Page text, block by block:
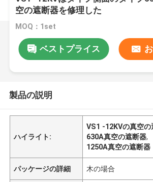
空の遮断器を修理した
MOQ：1set
ベストプライス
製品の説明
ハイライト:
VS1 -12KVの真空の
630A真空の遮断器,
1250A真空の遮断器
パッケージの詳細 木の場合